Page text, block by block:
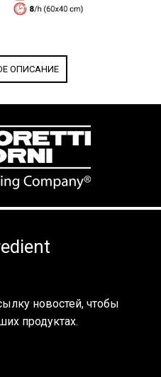
ОПИСАНИЕ
новостей, чтобы
продуктах.